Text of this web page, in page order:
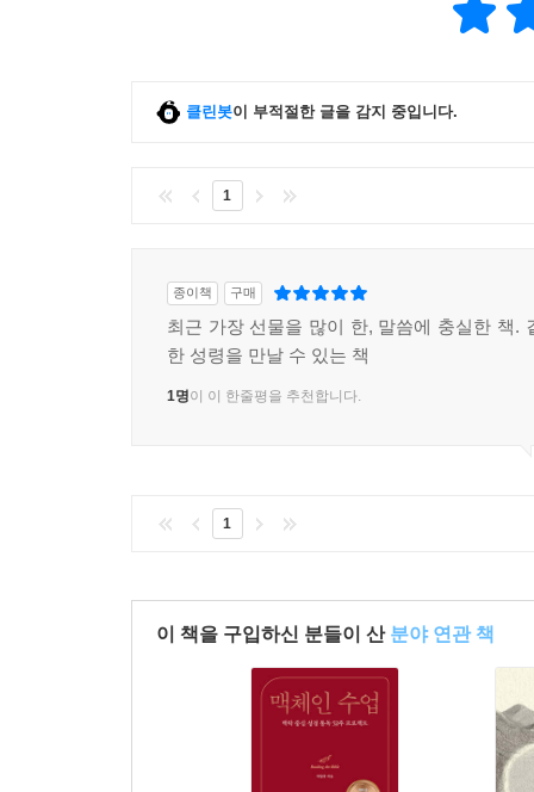
클린봇이 부적절한 글을 감지 중입니다.
1
종이책 구매
최근 가장 선물을 많이 한, 말씀에 충실한 책.
한 성령을 만날 수 있는 책
1명이 이 한줄평을 추천합니다.
1
이 책을 구입하신 분들이 산 분야 연관 책